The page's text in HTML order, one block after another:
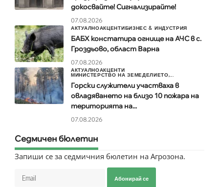
докосвайте! Сигнализирайте!
07.08.2026
АКТУАЛНОАКЦЕНТИБИЗНЕС & ИНДУСТРИЯ
БАБХ констатира огнище на АЧС в с.
Гроздьово, област Варна
07.08.2026
АКТУАЛНОАКЦЕНТИ
МИНИСТЕРСТВО НА ЗЕМЕДЕЛИЕТО,...
Горски служители участваха в
овладяването на близо 10 пожара на
територията на...
07.08.2026
Седмичен бюлетин
Запиши се за седмичния бюлетин на Агрозона.
Абонирай се